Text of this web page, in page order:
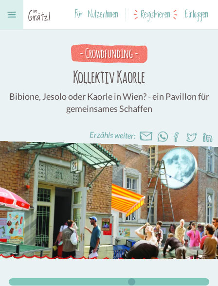
Für NutzerInnen Registrieren Einloggen
-Crowdfunding-
Kollektiv Kaorle
Bibione, Jesolo oder Kaorle in Wien? - ein Pavillon für
gemeinsames Schaffen
Erzähls weiter: